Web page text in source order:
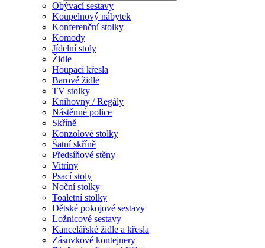
Obývací sestavy
Koupelnový nábytek
Konferenční stolky
Komody
Jídelní stoly
Židle
Houpací křesla
Barové židle
TV stolky
Knihovny / Regály
Nástěnné police
Skříně
Konzolové stolky
Šatní skříně
Předsíňové stěny
Vitríny
Psací stoly
Noční stolky
Toaletní stolky
Dětské pokojové sestavy
Ložnicové sestavy
Kancelářské židle a křesla
Zásuvkové kontejnery